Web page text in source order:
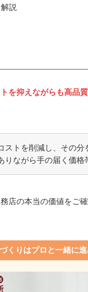
説
を抑えながらも高品
ストを削減し、その分
りながら手の届く価格
店の本当の価値をご確
くりはプロと一緒に